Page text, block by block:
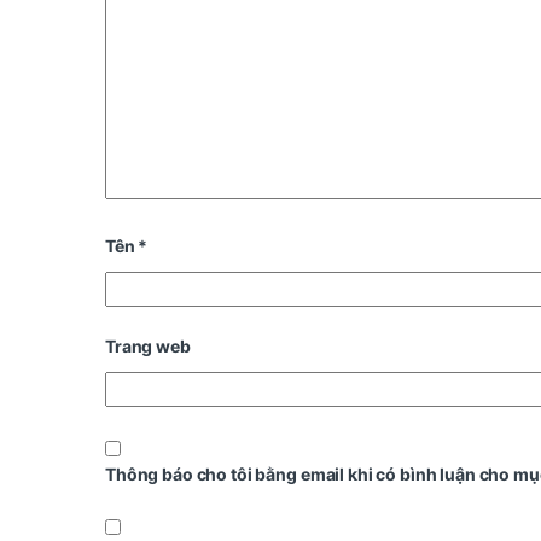
Tên *
Trang web
Thông báo cho tôi bằng email khi có bình luận cho